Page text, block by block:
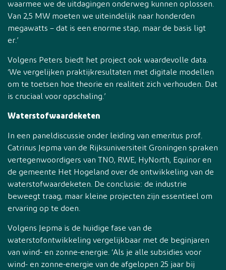
waarmee we de uitdagingen onderweg kunnen oplossen.
Van 2,5 MW moeten we uiteindelijk naar honderden
megawatts – dat is een enorme stap, maar de basis ligt
er.’
Volgens Peters biedt het project ook waardevolle data.
‘We vergelijken praktijkresultaten met digitale modellen
om te toetsen hoe theorie en realiteit zich verhouden. Dat
is cruciaal voor opschaling.’
Waterstofwaardeketen
In een paneldiscussie onder leiding van emeritus prof.
Catrinus Jepma van de Rijksuniversiteit Groningen spraken
vertegenwoordigers van TNO, RWE, HyNorth, Equinor en
de gemeente Het Hogeland over de ontwikkeling van de
waterstofwaardeketen. De conclusie: de industrie
beweegt traag, maar kleine projecten zijn essentieel om
ervaring op te doen.
Volgens Jepma is de huidige fase van de
waterstofontwikkeling vergelijkbaar met de beginjaren
van wind- en zonne-energie. ‘Als je alle subsidies voor
wind- en zonne-energie van de afgelopen 25 jaar bij